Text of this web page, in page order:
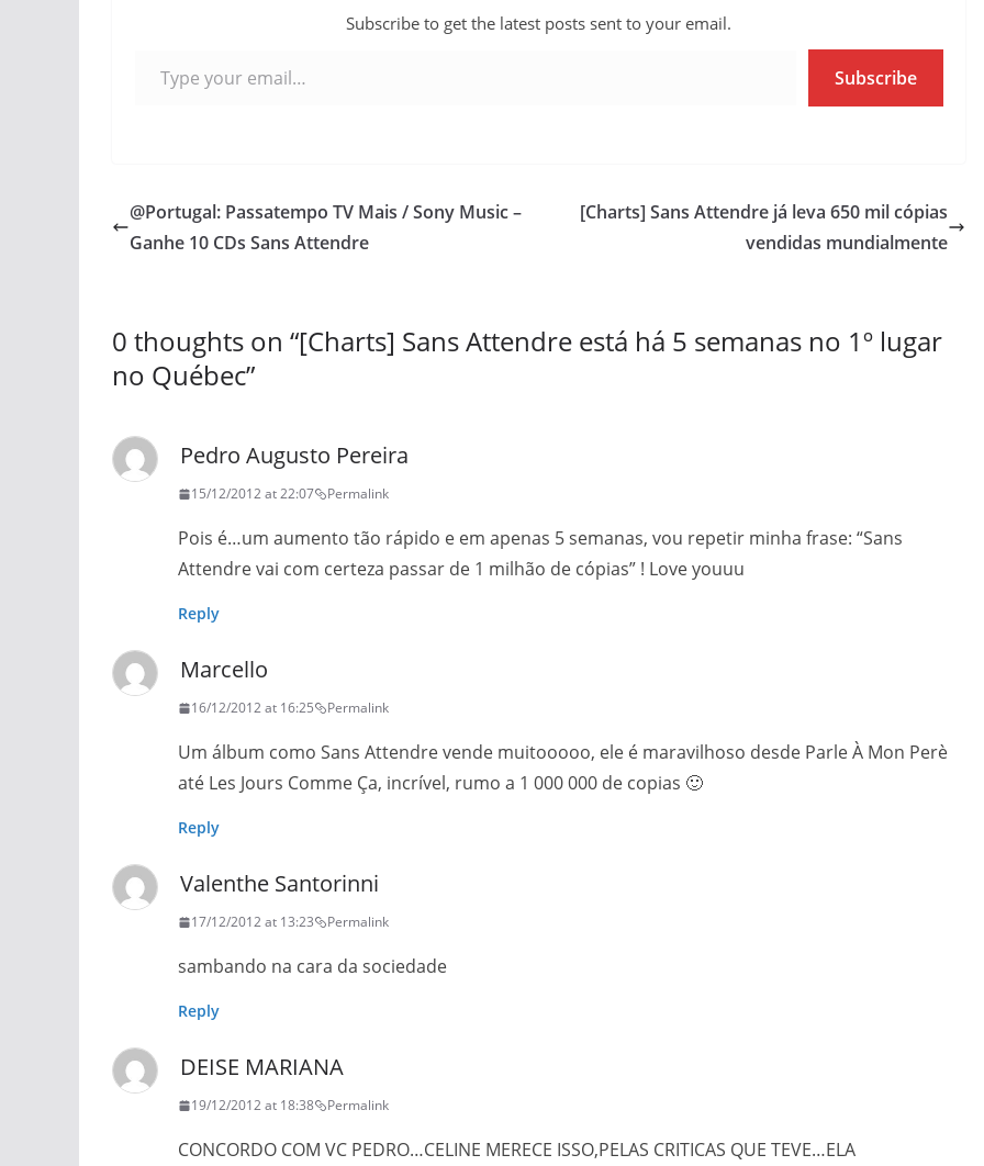
Subscribe to get the latest posts sent to your email.
Subscribe
@Portugal: Passatempo TV Mais / Sony Music –
Ganhe 10 CDs Sans Attendre
[Charts] Sans Attendre já leva 650 mil cópias
vendidas mundialmente
0 thoughts on “[Charts] Sans Attendre está há 5 semanas no 1º lugar
no Québec”
Pedro Augusto Pereira
15/12/2012 at 22:07 Permalink
Pois é…um aumento tão rápido e em apenas 5 semanas, vou repetir minha frase: “Sans
Attendre vai com certeza passar de 1 milhão de cópias” ! Love youuu
Reply
Marcello
16/12/2012 at 16:25 Permalink
Um álbum como Sans Attendre vende muitooooo, ele é maravilhoso desde Parle À Mon Perè
até Les Jours Comme Ça, incrível, rumo a 1 000 000 de copias 🙂
Reply
Valenthe Santorinni
17/12/2012 at 13:23 Permalink
sambando na cara da sociedade
Reply
DEISE MARIANA
19/12/2012 at 18:38 Permalink
CONCORDO COM VC PEDRO…CELINE MERECE ISSO,PELAS CRITICAS QUE TEVE…ELA